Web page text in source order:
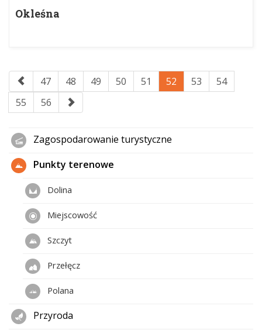
Okleśna
47 48 49 50 51 52 53
54
55
56
Zagospodarowanie turystyczne
Punkty terenowe
Dolina
Miejscowość
Szczyt
Przełęcz
Polana
Przyroda